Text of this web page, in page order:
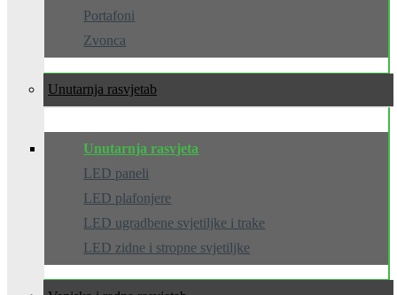
Portafoni
Zvonca
Unutarnja rasvjeta
Unutarnja rasvjeta
LED paneli
LED plafonjere
LED ugradbene svjetiljke i trake
LED zidne i stropne svjetiljke